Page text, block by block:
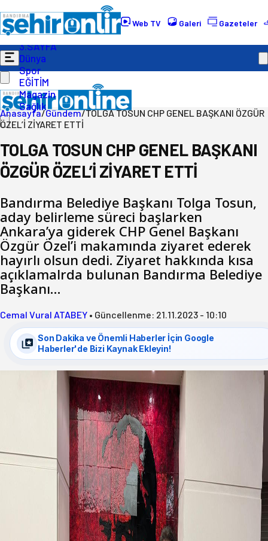
Web TV Galeri Gazeteler
Gündem
Ekonomi
Politika
3.SAYFA
Dünya
Spor
EĞİTİM
Magazin
Sağlık
Anasayfa/Gündem/TOLGA TOSUN CHP GENEL BAŞKANI ÖZGÜR
ÖZEL’İ ZİYARET ETTİ
TOLGA TOSUN CHP GENEL BAŞKANI
ÖZGÜR ÖZEL’İ ZİYARET ETTİ
Bandırma Belediye Başkanı Tolga Tosun,
aday belirleme süreci başlarken
Ankara’ya giderek CHP Genel Başkanı
Özgür Özel’i makamında ziyaret ederek
hayırlı olsun dedi. Ziyaret hakkında kısa
açıklamalrda bulunan Bandırma Belediye
Başkanı…
Cemal Vural ATABEY • Güncellenme: 21.11.2023 - 10:10
Son Dakika ve Önemli Haberler İçin Google
Haberler'de Bizi Kaynak Ekleyin!